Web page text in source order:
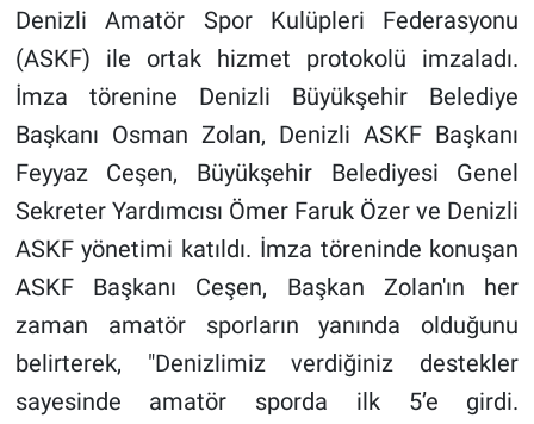
Denizli Amatör Spor Kulüpleri Federasyonu
(ASKF) ile ortak hizmet protokolü imzaladı.
İmza törenine Denizli Büyükşehir Belediye
Başkanı Osman Zolan, Denizli ASKF Başkanı
Feyyaz Ceşen, Büyükşehir Belediyesi Genel
Sekreter Yardımcısı Ömer Faruk Özer ve Denizli
ASKF yönetimi katıldı. İmza töreninde konuşan
ASKF Başkanı Ceşen, Başkan Zolan'ın her
zaman amatör sporların yanında olduğunu
belirterek, "Denizlimiz verdiğiniz destekler
sayesinde amatör sporda ilk 5’e girdi.